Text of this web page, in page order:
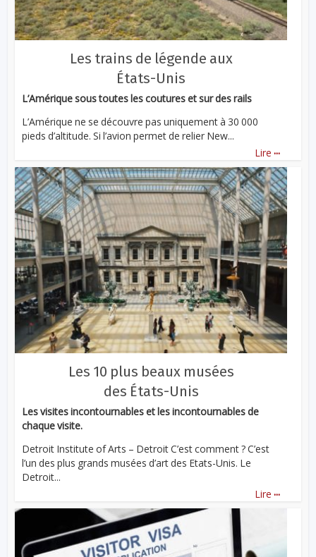
Les trains de légende aux
États-Unis
L’Amérique sous toutes les coutures et sur des rails
L’Amérique ne se découvre pas uniquement à 30 000
pieds d’altitude. Si l’avion permet de relier New...
Lire ...
Les 10 plus beaux musées
des États-Unis
Les visites incontournables et les incontournables de
chaque visite.
Detroit Institute of Arts – Detroit C’est comment ? C’est
l’un des plus grands musées d’art des Etats-Unis. Le
Detroit...
Lire ...